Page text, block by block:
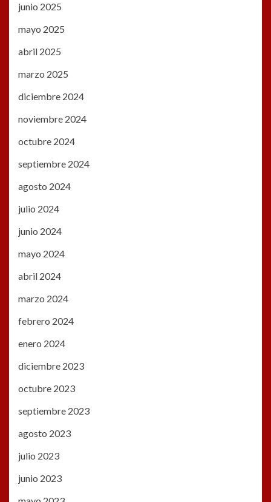
junio 2025
mayo 2025
abril 2025
marzo 2025
diciembre 2024
noviembre 2024
octubre 2024
septiembre 2024
agosto 2024
julio 2024
junio 2024
mayo 2024
abril 2024
marzo 2024
febrero 2024
enero 2024
diciembre 2023
octubre 2023
septiembre 2023
agosto 2023
julio 2023
junio 2023